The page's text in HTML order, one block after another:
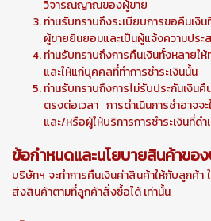
วิจารณญาณของผู้ขาย
ท่านรับทราบถึงระเบียบการขอคืนเงิน
ผู้ขายยินยอมและเป็นผู้แจ้งความประ
ท่านรับทราบถึงการคืนเงินทั้งหลายให้
และให้แก่บุคคลที่ทำการชำระเงินนั้น
ท่านรับทราบถึงการไม่รับประกันเงิน
ตรงต่อเวลา การดำเนินการชำอาจจ
และ/หรือผู้ให้บริการการชำระเงินที่ดำ
ข้อกำหนดและนโยบายสินค้าขอ
บริษัทฯ จะทำการคืนเงินค่าสินค้าให้กับลูกค้
ส่งสินค้าตามที่ลูกค้าสั่งซื้อได้ เท่านั้น